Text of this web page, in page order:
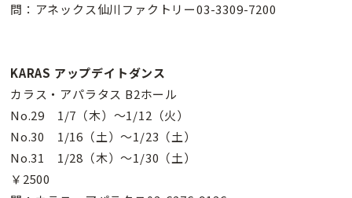
問：アネックス仙川ファクトリー03-3309-7200
KARAS アップデイトダンス
カラス・アパラタス B2ホール
No.29 1/7（木）〜1/12（火）
No.30 1/16（土）〜1/23（土）
No.31 1/28（木）〜1/30（土）
￥2500